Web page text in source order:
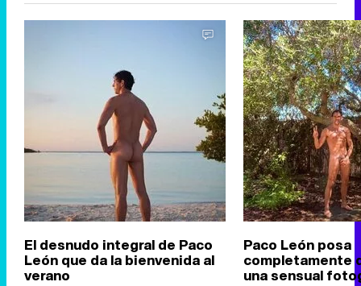
El desnudo integral de Paco
León que da la bienvenida al
verano
Paco León posa
completamente
una sensual